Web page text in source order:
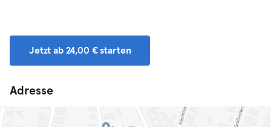
Jetzt ab 24,00 € starten
Adresse